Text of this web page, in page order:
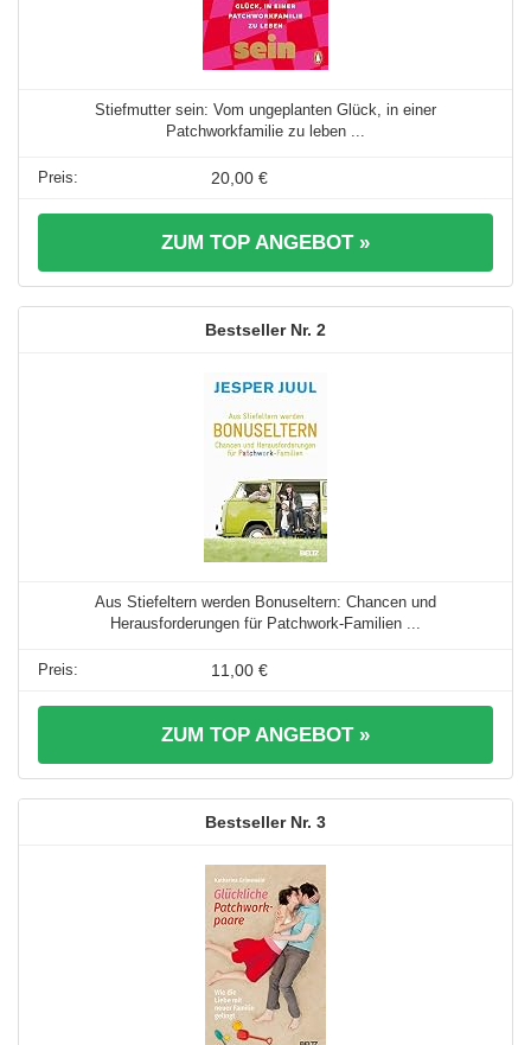
Stiefmutter sein: Vom ungeplanten Glück, in einer
Patchworkfamilie zu leben ...
20,00 €
ZUM TOP ANGEBOT »
2
Aus Stiefeltern werden Bonuseltern: Chancen und
Herausforderungen für Patchwork-Familien ...
11,00 €
ZUM TOP ANGEBOT »
3